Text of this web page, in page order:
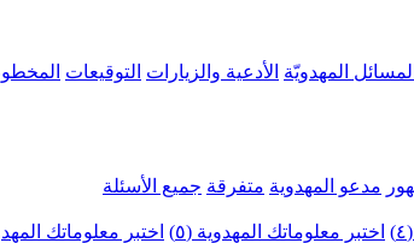
المهدويّة الأدعية والزيارات التوقيعات
مدعو المهدوية متفرقة جميع الأسئلة
اختبر معلوماتك المهدوية (٥) اختبر معلوماتك